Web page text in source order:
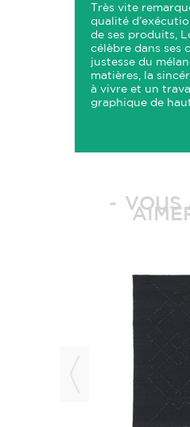
Très vite
qualité
de ses produits,
célèbre dans ses
justesse du
matières, la
à vivre et un
graphique de
VOUS